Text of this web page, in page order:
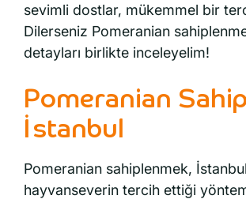
sevimli dostlar, mükemmel bir
Dilerseniz Pomeranian
detayları birlikte inceleyelim!
Pomeranian
İstanbul
Pomeranian sahiplenmek,
hayvanseverin tercih ettiği